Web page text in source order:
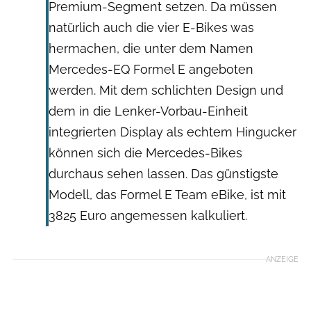
Premium-Segment setzen. Da müssen
natürlich auch die vier E-Bikes was
hermachen, die unter dem Namen
Mercedes-EQ Formel E angeboten
werden. Mit dem schlichten Design und
dem in die Lenker-Vorbau-Einheit
integrierten Display als echtem Hingucker
können sich die Mercedes-Bikes
durchaus sehen lassen. Das günstigste
Modell, das Formel E Team eBike, ist mit
3825 Euro angemessen kalkuliert.
ANZEIGE